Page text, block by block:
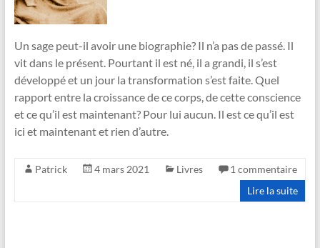
Un sage peut-il avoir une biographie? Il n’a pas de passé. Il
vit dans le présent. Pourtant il est né, il a grandi, il s’est
développé et un jour la transformation s’est faite. Quel
rapport entre la croissance de ce corps, de cette conscience
et ce qu’il est maintenant? Pour lui aucun. Il est ce qu’il est
ici et maintenant et rien d’autre.
Patrick 4 mars 2021 Livres
1 commentaire
Lire la suite